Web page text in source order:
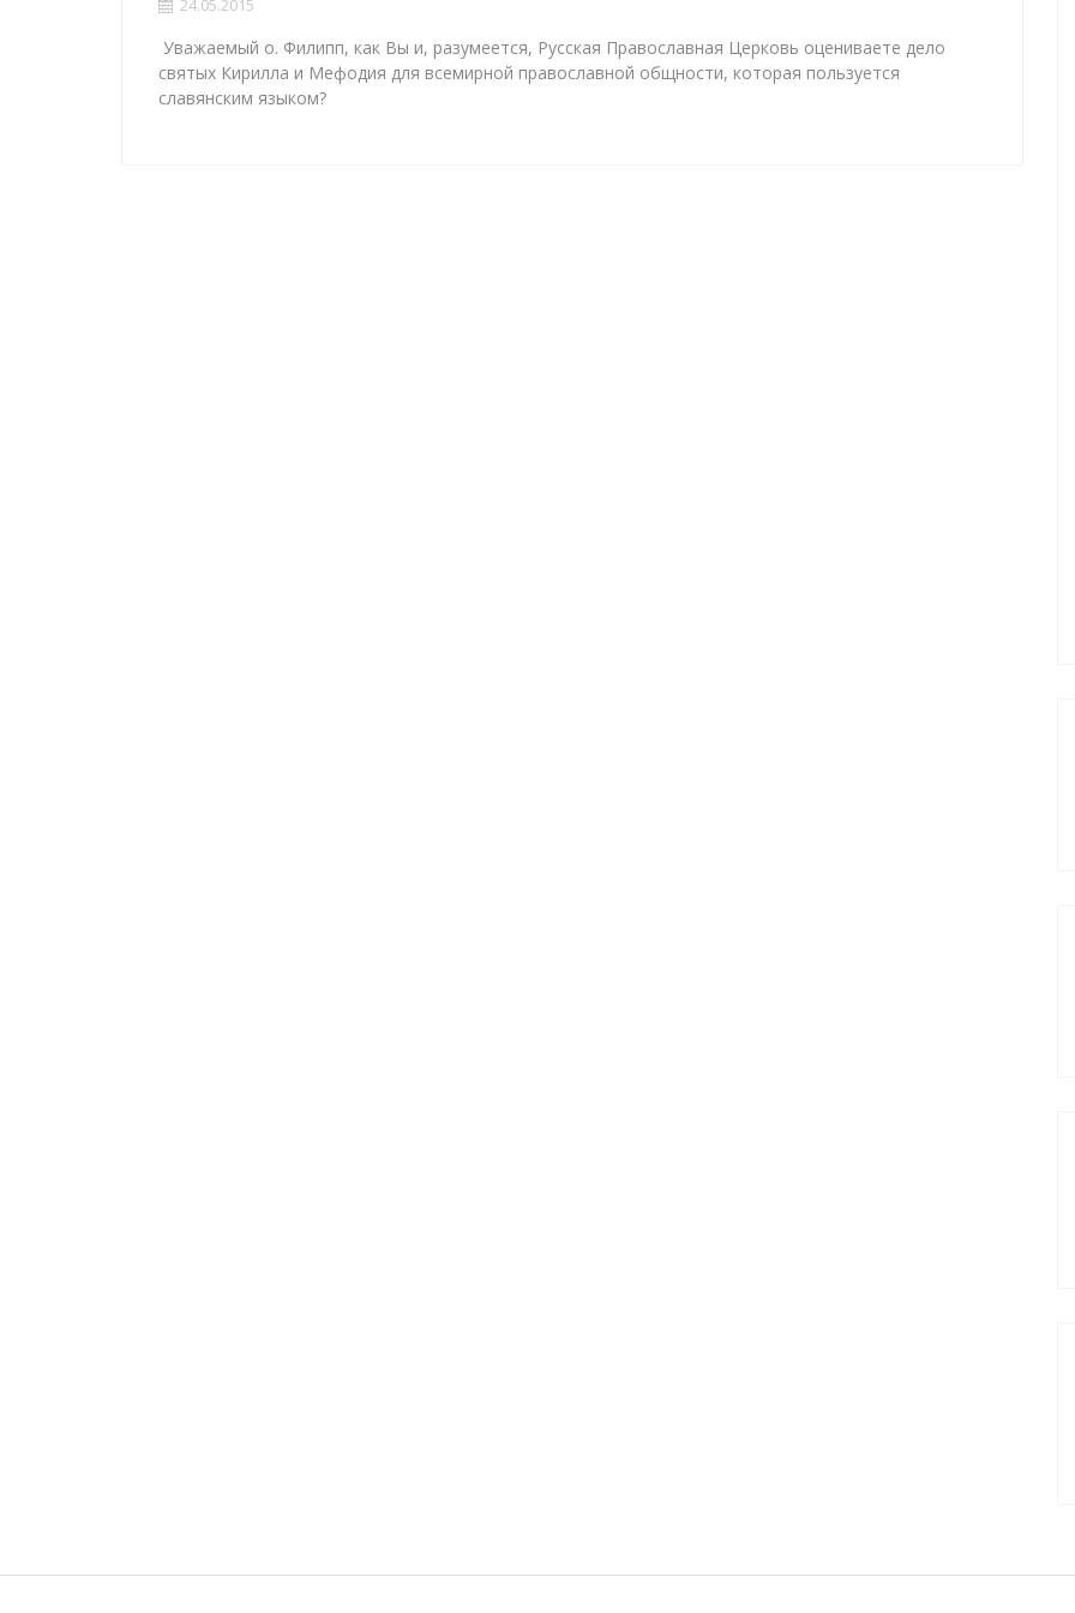
24.05.2015
Уважаемый о. Филипп, как Вы и, разумеется, Русская Православная Церковь оцениваете дело
святых Кирилла и Мефодия для всемирной православной общности, которая пользуется
славянским языком?